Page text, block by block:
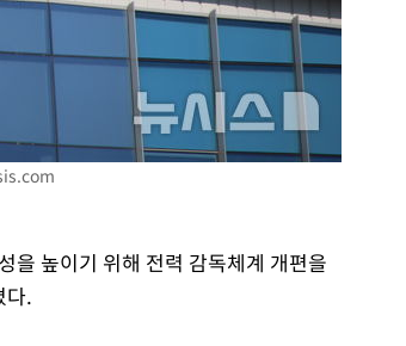
을 높이기 위해 전력 감독체계 개편을
다.